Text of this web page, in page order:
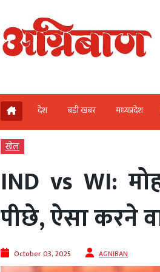
देश बड़ी खबर मध्‍यप्रदेश
खेल
IND vs WI:
पीछे, ऐसा करने
October 03, 2025 AGNIBAN